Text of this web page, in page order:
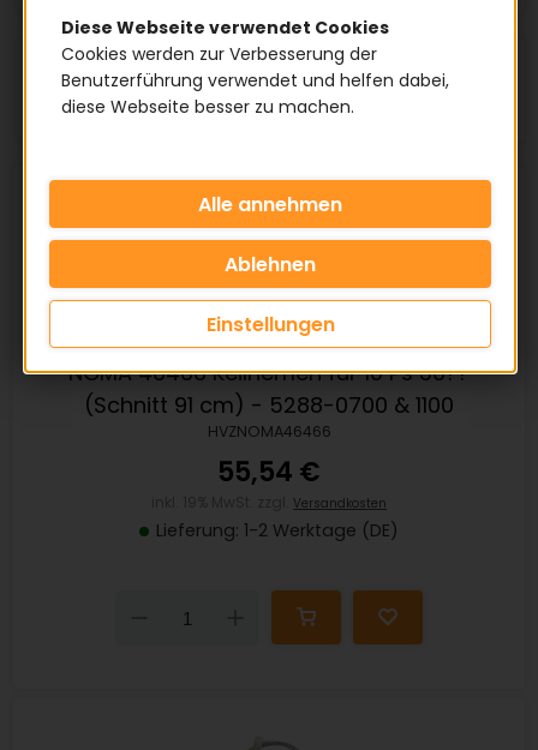
Artikel pro Seite:
NOMA 46466 Keilriemen für 10 Ps 36??
(Schnitt 91 cm) - 5288-0700 & 1100
HVZNOMA46466
55,54 €
Versandkosten
Lieferung: 1-2 Werktage (DE)
Down
Diese Webseite verwendet Cookies
Cookies werden zur Verbesserung der
Benutzerführung verwendet und helfen dabei,
diese Webseite besser zu machen.
Einstellungen